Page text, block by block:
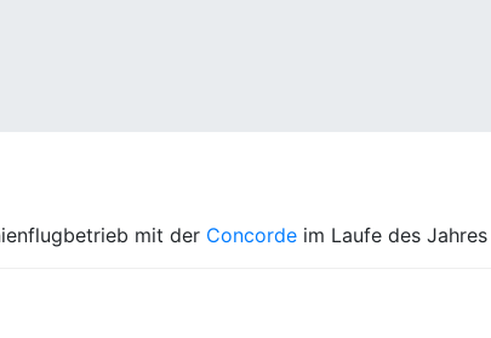
mit der Concorde im Laufe des